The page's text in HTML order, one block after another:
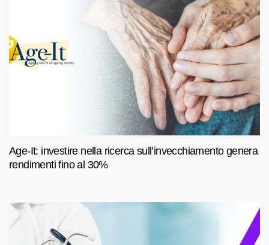
Age-It: investire nella ricerca sull’invecchiamento genera
rendimenti fino al 30%